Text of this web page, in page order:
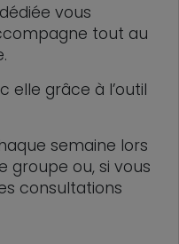
vous
tout au
elle grâce à l’outil
semaine lors
groupe ou, si vous
consultations